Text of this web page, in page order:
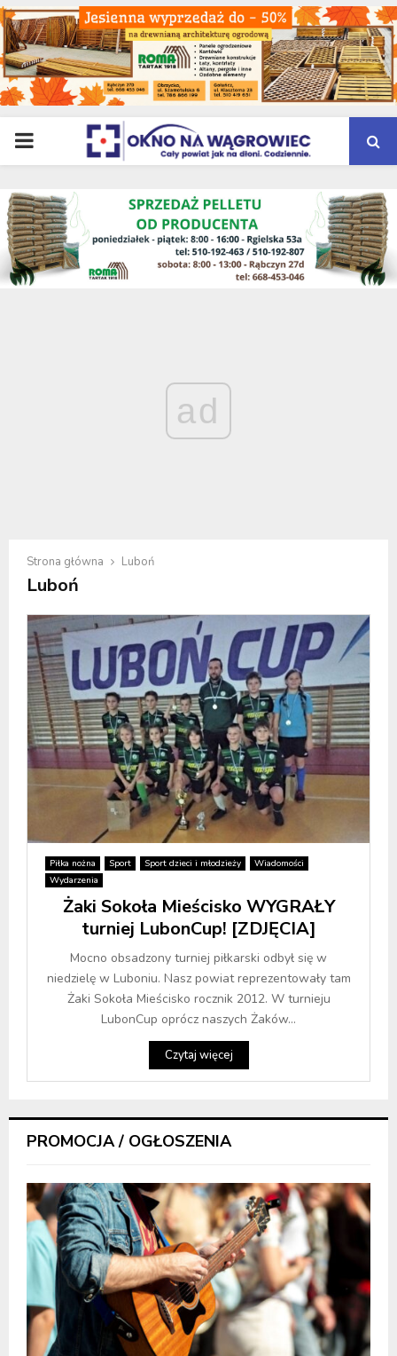
PRIMARY
MENU
ad
Strona główna Luboń
Luboń
Piłka nożna Sport Sport dzieci i młodzieży
Wiadomości
Wydarzenia
Żaki Sokoła Mieścisko WYGRAŁY
turniej LubonCup! [ZDJĘCIA]
Mocno obsadzony turniej piłkarski odbył się w
niedzielę w Luboniu. Nasz powiat reprezentowały tam
Żaki Sokoła Mieścisko rocznik 2012. W turnieju
LubonCup oprócz naszych Żaków...
Czytaj więcej
PROMOCJA / OGŁOSZENIA